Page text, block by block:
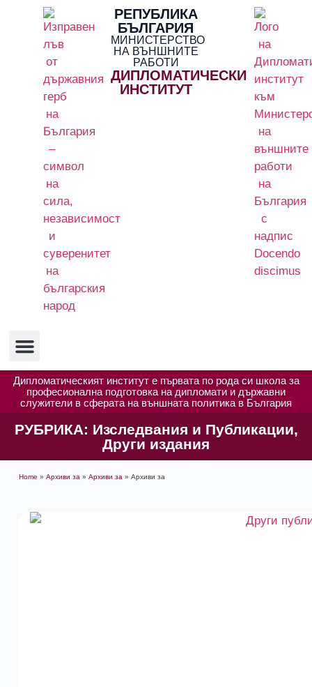
РЕПУБЛИКА
БЪЛГАРИЯ
МИНИСТЕРСТВО
НА ВЪНШНИТЕ
РАБОТИ
ДИПЛОМАТИЧЕСКИ
ИНСТИТУТ
Дипломатическият институт е първата по рода си школа за
професионална подготовка на дипломати и държавни
служители в сферата на външната политика в България
РУБРИКА: Изследвания и Публикации,
Други издания
Home » Архиви за » Архиви за » Архиви за